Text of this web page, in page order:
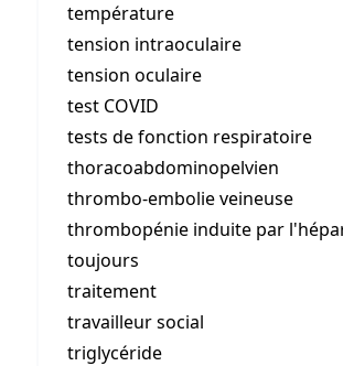
température
tension intraoculaire
tension oculaire
test COVID
tests de fonction respiratoire
thoracoabdominopelvien
thrombo-embolie veineuse
thrombopénie induite par
toujours
traitement
travailleur social
triglycéride